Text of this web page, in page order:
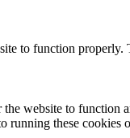
to function
website to function
running these cookies